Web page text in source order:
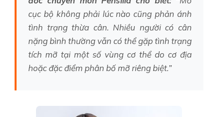
cục bộ không phải lúc nào cũng phản ánh
tình trạng thừa cân. Nhiều người có cân
nặng bình thường vẫn có thể gặp tình trạng
tích mỡ tại một số vùng cơ thể do cơ địa
hoặc đặc điểm phân bố mỡ riêng biệt.”